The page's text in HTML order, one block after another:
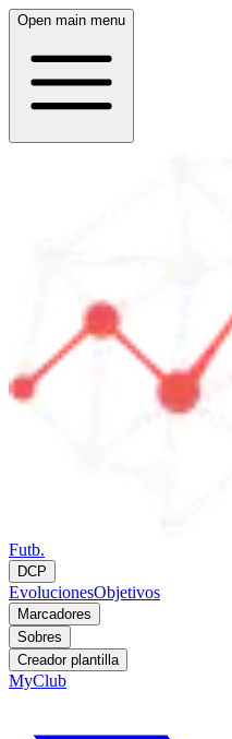
Open main menu
Futb.
DCP
EvolucionesObjetivos
Marcadores
Sobres
Creador plantilla
MyClub